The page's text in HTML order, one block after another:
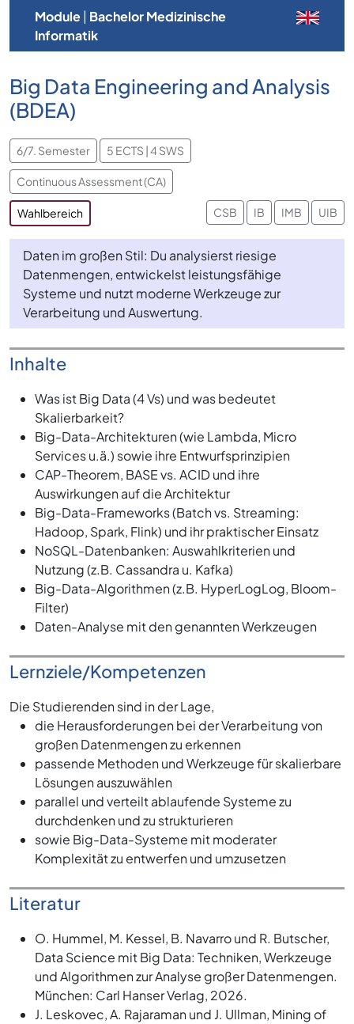
Module| Bachelor Medizinische
Informatik
Big Data Engineering and Analysis
(BDEA)
6/7. Semester 5 ECTS | 4 SWS
Continuous Assessment (CA)
Wahlbereich CSB IB IMB UIB
Daten im großen Stil: Du analysierst riesige
Datenmengen, entwickelst leistungsfähige
Systeme und nutzt moderne Werkzeuge zur
Verarbeitung und Auswertung.
Inhalte
Was ist Big Data (4 Vs) und was bedeutet
Skalierbarkeit?
Big-Data-Architekturen (wie Lambda, Micro
Services u.ä.) sowie ihre Entwurfsprinzipien
CAP-Theorem, BASE vs. ACID und ihre
Auswirkungen auf die Architektur
Big-Data-Frameworks (Batch vs. Streaming:
Hadoop, Spark, Flink) und ihr praktischer Einsatz
NoSQL-Datenbanken: Auswahlkriterien und
Nutzung (z.B. Cassandra u. Kafka)
Big-Data-Algorithmen (z.B. HyperLogLog, Bloom-
Filter)
Daten-Analyse mit den genannten Werkzeugen
Lernziele/Kompetenzen
Die Studierenden sind in der Lage,
die Herausforderungen bei der Verarbeitung von
großen Datenmengen zu erkennen
passende Methoden und Werkzeuge für skalierbare
Lösungen auszuwählen
parallel und verteilt ablaufende Systeme zu
durchdenken und zu strukturieren
sowie Big-Data-Systeme mit moderater
Komplexität zu entwerfen und umzusetzen
Literatur
O. Hummel, M. Kessel, B. Navarro und R. Butscher,
Data Science mit Big Data: Techniken, Werkzeuge
und Algorithmen zur Analyse großer Datenmengen.
München: Carl Hanser Verlag, 2026.
J. Leskovec, A. Rajaraman und J. Ullman, Mining of